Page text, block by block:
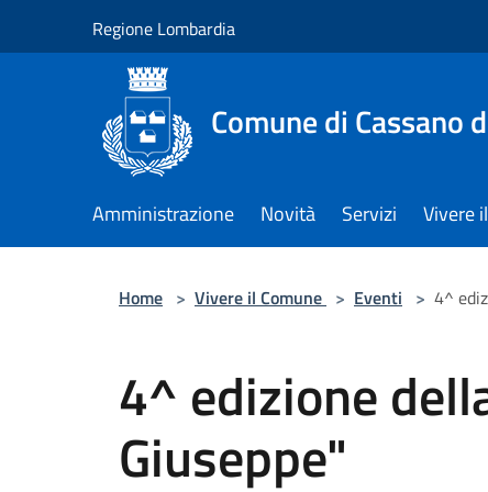
Regione Lombardia
Comune di Cassano
Amministrazione Novità Servizi Vivere
Home > Vivere il Comune > Eventi > 4^
4^ edizione
Giuseppe"